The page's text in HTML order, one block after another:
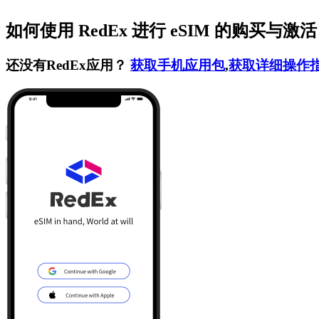
如何使用 RedEx 进行 eSIM 的购买与激活
还没有RedEx应用？ 获取手机应用包,获取详细操作